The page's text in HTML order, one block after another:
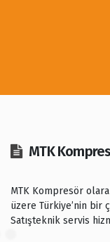
MTK
MTK Kompresör
üzere Türkiye’nin bir
Satışteknik servis